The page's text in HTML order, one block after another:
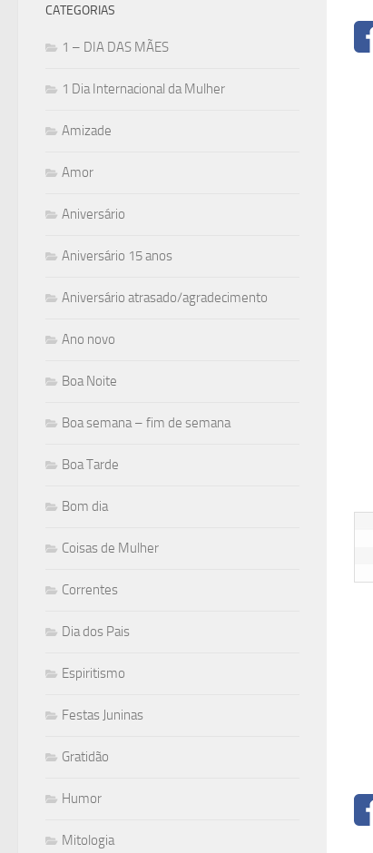
CATEGORIAS
1 – DIA DAS MÃES
1 Dia Internacional da Mulher
Amizade
Amor
Aniversário
Aniversário 15 anos
Aniversário atrasado/agradecimento
Ano novo
Boa Noite
Boa semana – fim de semana
Boa Tarde
Bom dia
Coisas de Mulher
Correntes
Dia dos Pais
Espiritismo
Festas Juninas
Gratidão
Humor
Mitologia